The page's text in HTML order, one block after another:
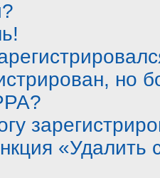
но
«Удалить